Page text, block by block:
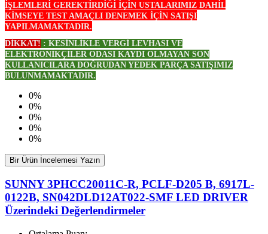
İŞLEMLERİ GEREKTİRDİĞİ İÇİN USTALARIMIZ DAHİL
KİMSEYE TEST AMAÇLI DENEMEK İÇİN SATIŞI
YAPILMAMAKTADIR.
DİKKAT! : KESİNLİKLE VERGİ LEVHASI VE
ELEKTRONİKÇİLER ODASI KAYDI OLMAYAN SON
KULLANICILARA DOĞRUDAN YEDEK PARÇA SATIŞIMIZ
BULUNMAMAKTADIR.
0%
0%
0%
0%
0%
Bir Ürün İncelemesi Yazın
SUNNY 3PHCC20011C-R, PCLF-D205 B, 6917L-
0122B, SN042DLD12AT022-SMF LED DRIVER
Üzerindeki Değerlendirmeler